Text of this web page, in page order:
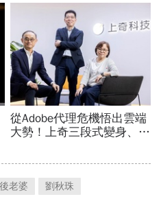
老婆 劉秋珠